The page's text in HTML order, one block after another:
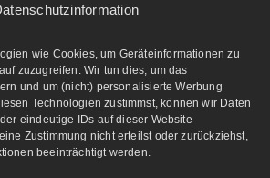
wie Cookies, um Geräteinformationen zu
zuzugreifen. Wir tun dies, um das
und um (nicht) personalisierte Werbung
Technologien zustimmst, können wir Daten
eindeutige IDs auf dieser Website
Zustimmung nicht erteilst oder zurückziehst,
beeinträchtigt werden.